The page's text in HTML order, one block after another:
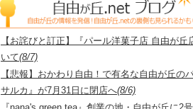
【お詫びと訂正】『パール洋菓子店 自由が
いて(8/7)
【悲報】おかわり自由！で有名な自由が丘の
サルカ』が7月31日に閉店へ(8/6)